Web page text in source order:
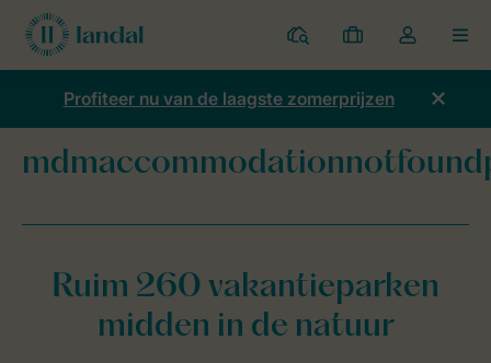
Parken
Mijn
boekingen
Open
de
dropdown
account
Profiteer nu van de laagste zomerprijzen
Home mdmaccommodationnotfoundpage
Ruim 260 vakantieparken
midden in de natuur